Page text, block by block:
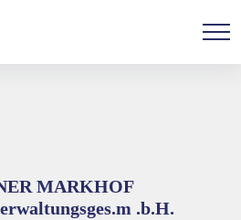
MARKHOF
.b.H.